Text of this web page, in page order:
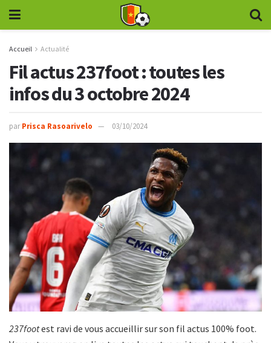
Accueil Actualité
Fil actus 237foot : toutes les
infos du 3 octobre 2024
par Prisca Rasoarivelo 03/10/2024
237footest ravi de vous accueillir sur son fil actus 100% foot.